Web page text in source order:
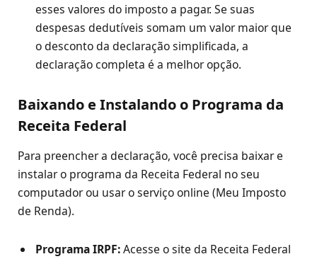
esses valores do imposto a pagar. Se suas
despesas dedutíveis somam um valor maior que
o desconto da declaração simplificada, a
declaração completa é a melhor opção.
Baixando e Instalando o Programa da
Receita Federal
Para preencher a declaração, você precisa baixar e
instalar o programa da Receita Federal no seu
computador ou usar o serviço online (Meu Imposto
de Renda).
Programa IRPF:Acesse o site da Receita Federal